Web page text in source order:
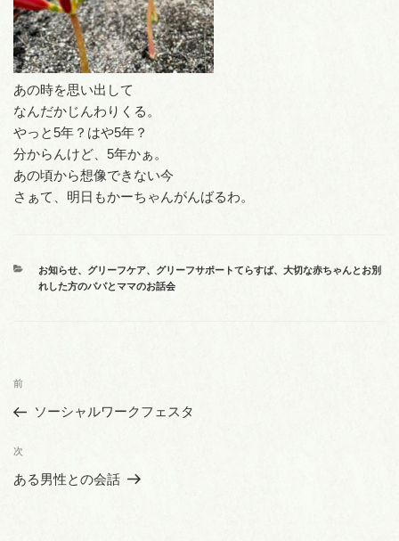
あの時を思い出して
なんだかじんわりくる。
やっと5年？はや5年？
分からんけど、5年かぁ。
あの頃から想像できない今
さぁて、明日もかーちゃんがんばるわ。
カ
テ
お知らせ、 グリーフケア、 グリーフサポートてらすば、 大切な赤ちゃんとお別
れした方のパパとママのお話会
ナ
ビ
ゲ
前
の
稿
前
ソーシャルワークフェスタ
次
の
次
ある男性との会話